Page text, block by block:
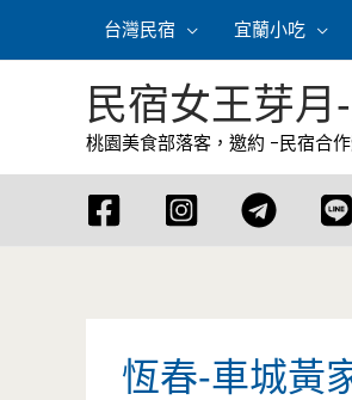
容
台灣民宿 宜蘭小吃
民宿女王芽
桃園美食部落客，邀約 -民宿合
恆春-車城黃